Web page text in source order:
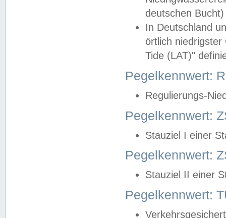
deutschen
In Deutschland
örtlich
Tide (LAT)"
Pegelkennwert:
Regulierungs-
Pegelkennwert:
Stauziel I einer
Pegelkennwert:
Stauziel II einer
Pegelkennwert: